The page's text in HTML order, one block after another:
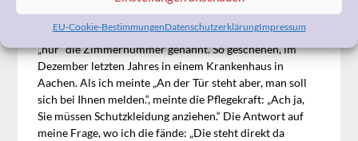
EU-Cookie-BestimmungenDatenschutzerklärungImpressum
steht: „Bitte beim Personal melden“ und wenn man nach
dem entsprechenden Patienten fragt, bekommt man
„nur“ die Zimmernummer genannt. So geschehen, im
Dezember letzten Jahres in einem Krankenhaus in
Aachen. Als ich meinte „An der Tür steht aber, man soll
sich bei Ihnen melden.“, meinte die Pflegekraft: „Ach ja,
Sie müssen Schutzkleidung anziehen.“ Die Antwort auf
meine Frage, wo ich die fände: „Die steht direkt da